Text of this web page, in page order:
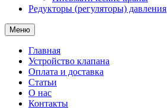
Редукторы (регуляторы) давления
Меню
Главная
Устройство клапана
Оплата и доставка
Статьи
О нас
Контакты